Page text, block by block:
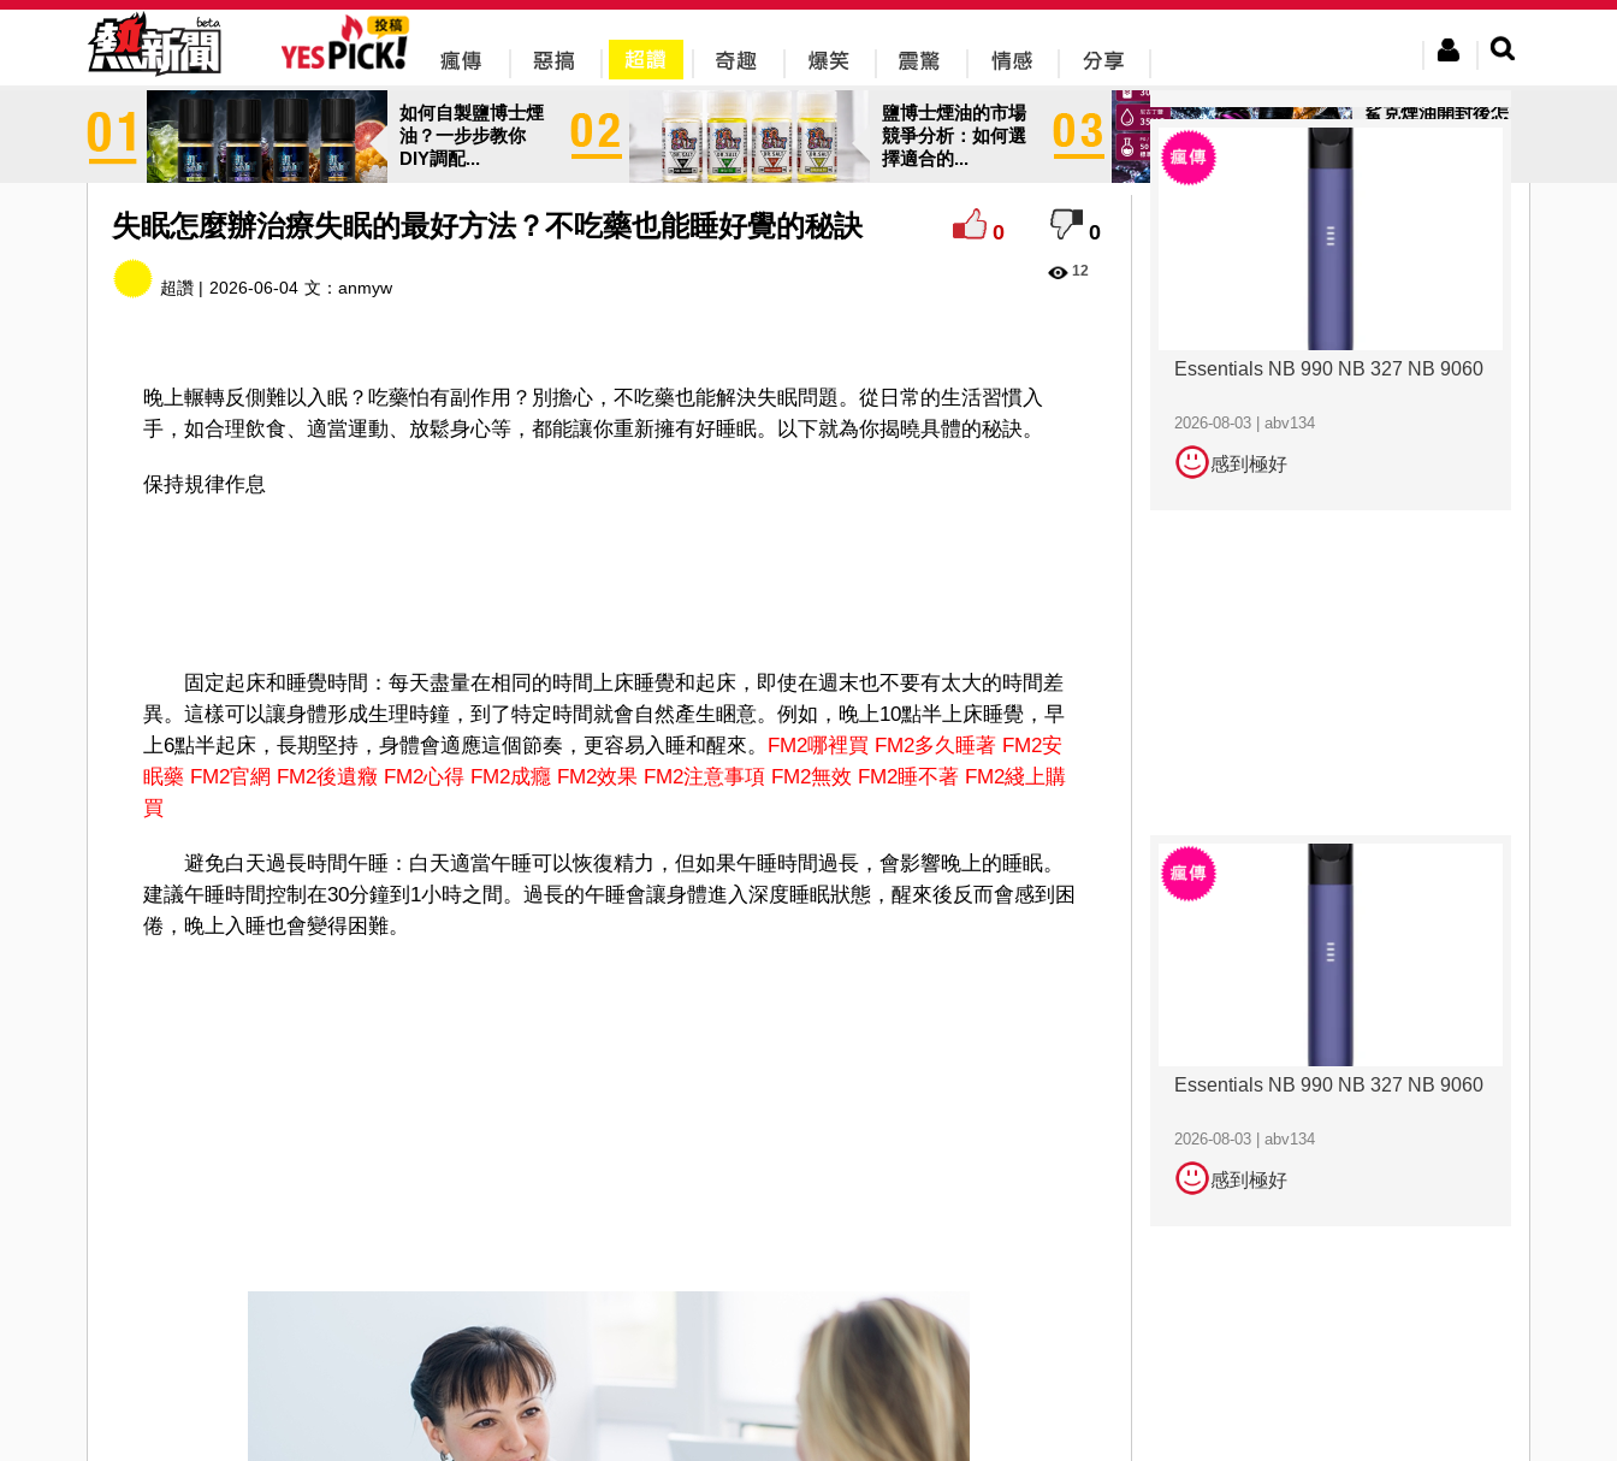
如何自製鹽博士煙
油？一步步教你
DIY調配...
鹽博士煙油的市場
競爭分析：如何選
擇適合的...
鯊克煙油開封後怎
失眠怎麼辦治療失眠的最好方法？不吃藥也能睡好覺的秘訣 0 0
超讚 | 2026-06-04 文： anmyw
12
晚上輾轉反側難以入眠？吃藥怕有副作用？別擔心，不吃藥也能解決失眠問題。從日常的生活習慣入
手，如合理飲食、適當運動、放鬆身心等，都能讓你重新擁有好睡眠。以下就為你揭曉具體的秘訣。
保持規律作息
固定起床和睡覺時間：每天盡量在相同的時間上床睡覺和起床，即使在週末也不要有太大的時間差
異。這樣可以讓身體形成生理時鐘，到了特定時間就會自然產生睏意。例如，晚上10點半上床睡覺，早
上6點半起床，長期堅持，身體會適應這個節奏，更容易入睡和醒來。 FM2哪裡買 FM2多久睡著 FM2安
眠藥 FM2官網 FM2後遺癥 FM2心得 FM2成癮 FM2效果 FM2注意事項 FM2無效 FM2睡不著 FM2綫上購
買
避免白天過長時間午睡：白天適當午睡可以恢復精力，但如果午睡時間過長，會影響晚上的睡眠。
建議午睡時間控制在30分鐘到1小時之間。過長的午睡會讓身體進入深度睡眠狀態，醒來後反而會感到困
倦，晚上入睡也會變得困難。
Essentials NB 990 NB 327 NB 9060
2026-08-03 | abv134
感到極好
Essentials NB 990 NB 327 NB 9060
2026-08-03 | abv134
感到極好